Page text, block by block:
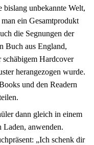
bislang unbekannte Welt,
ein Gesamtprodukt
die Segnungen der
Buch aus England,
Hardcover
herangezogen wurde.
und den Readern
dann gleich in einem
Laden, anwenden.
„Ich schenk dir